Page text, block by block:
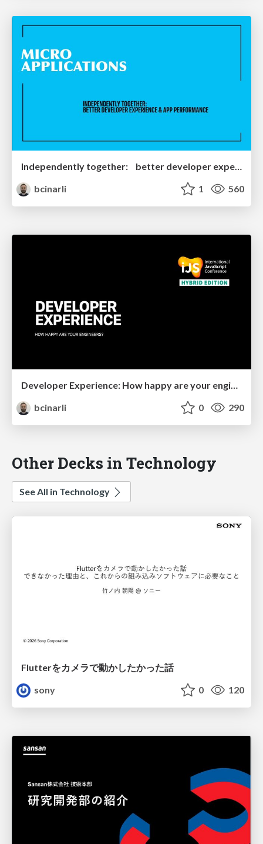
Independently together: better developer experience & App performance
bcinarli
1 560
Developer Experience: How happy are your engineers?
bcinarli
0 290
Other Decks in Technology
See All in Technology
Flutterをカメラで動かしたかった話
sony
0 120